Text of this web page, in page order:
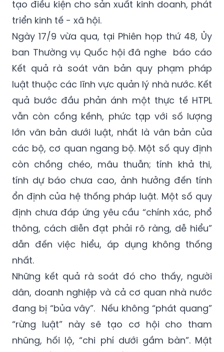
khó khăn, kìm hãm sự phát triển; kiến nghị
sửa đổi, bổ sung để giải phóng nguồn lực
tạo điều kiện cho sản xuất kinh doanh, phát
triển kinh tế - xã hội.
Ngày 17/9 vừa qua, tại Phiên họp thứ 48, Ủy
ban Thường vụ Quốc hội đã nghe báo cáo
Kết quả rà soát văn bản quy phạm pháp
luật thuộc các lĩnh vực quản lý nhà nước. Kết
quả bước đầu phản ánh một thực tế HTPL
vẫn còn cồng kềnh, phức tạp với số lượng
lớn văn bản dưới luật, nhất là văn bản của
các bộ, cơ quan ngang bộ. Một số quy định
còn chồng chéo, mâu thuẫn; tính khả thi,
tính dự báo chưa cao, ảnh hưởng đến tính
ổn định của hệ thống pháp luật. Một số quy
định chưa đáp ứng yêu cầu “chính xác, phổ
thông, cách diễn đạt phải rõ ràng, dễ hiểu”
dẫn đến việc hiểu, áp dụng không thống
nhất.
Những kết quả rà soát đó cho thấy, người
dân, doanh nghiệp và cả cơ quan nhà nước
đang bị “bủa vây”. Nếu không “phát quang”